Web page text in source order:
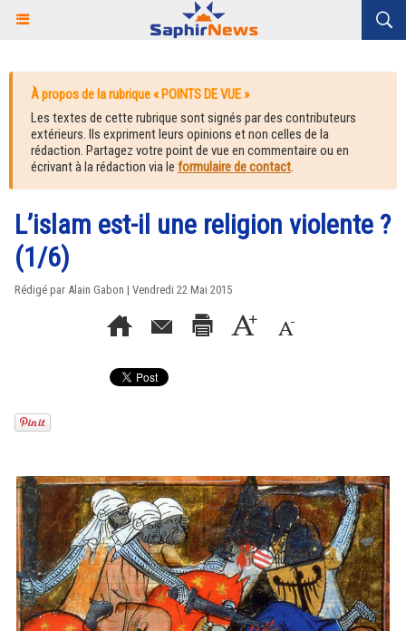
À propos de la rubrique « POINTS DE VUE »
Les textes de cette rubrique sont signés par des contributeurs
extérieurs. Ils expriment leurs opinions et non celles de la
rédaction. Partagez votre point de vue en commentaire ou en
écrivant à la rédaction via le formulaire de contact.
L’islam est-il une religion violente ?
(1/6)
Rédigé par Alain Gabon | Vendredi 22 Mai 2015